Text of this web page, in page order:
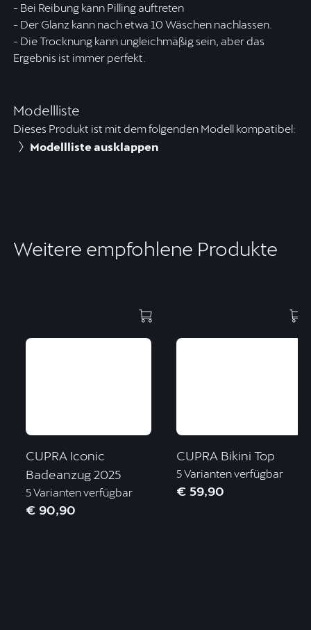
- Bei Reibung kann Pilling auftreten
- Der Glanz kann nach etwa 10 Wäschen nachlassen.
- Die Trocknung kann ungleichmäßig sein, aber das
Ergebnis ist immer perfekt.
Modellliste
Dieses Produkt ist mit dem folgenden Modell kompatibel:
Modellliste ausklappen
Weitere empfohlene Produkte
CUPRA Iconic
Badeanzug 2025
5 Varianten verfügbar
€ 90,90
CUPRA Bikini Top
5 Varianten verfügbar
€ 59,90